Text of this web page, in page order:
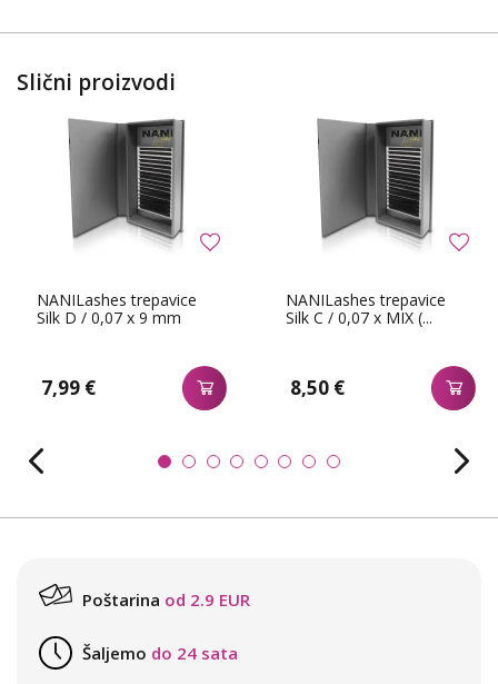
Slični proizvodi
NANILashes trepavice
Silk D / 0,07 x 9 mm
7,99 €
NANILashes trepavice
Silk C / 0,07 x MIX (...
8,50 €
Poštarina od 2.9 EUR
Šaljemo do 24 sata